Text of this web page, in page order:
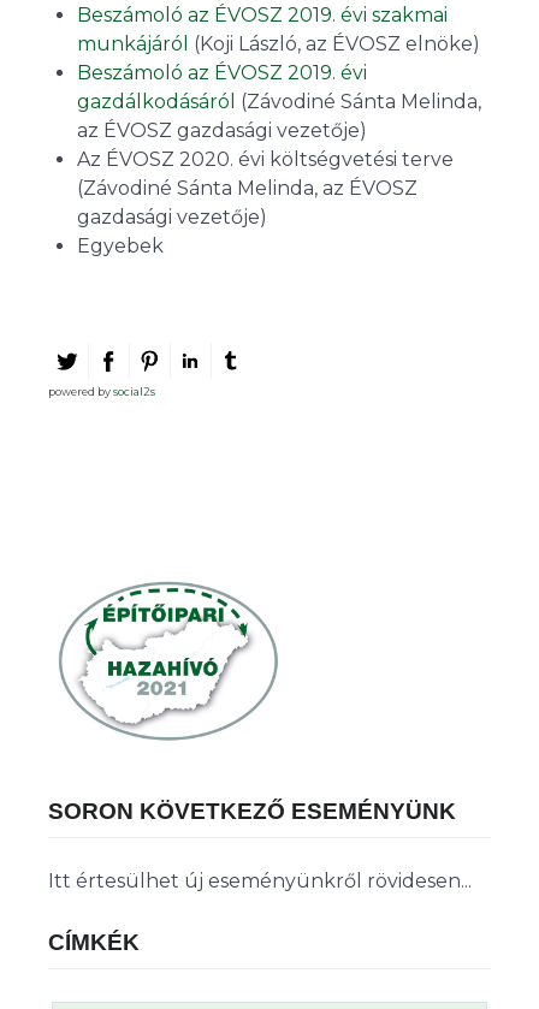
Beszámoló az ÉVOSZ 2019. évi szakmai
munkájáról (Koji László, az ÉVOSZ elnöke)
Beszámoló az ÉVOSZ 2019. évi
gazdálkodásáról (Závodiné Sánta Melinda,
az ÉVOSZ gazdasági vezetője)
Az ÉVOSZ 2020. évi költségvetési terve
(Závodiné Sánta Melinda, az ÉVOSZ
gazdasági vezetője)
Egyebek
powered bysocial2s
SORON KÖVETKEZŐ ESEMÉNYÜNK
Itt értesülhet új eseményünkről rövidesen...
CÍMKÉK